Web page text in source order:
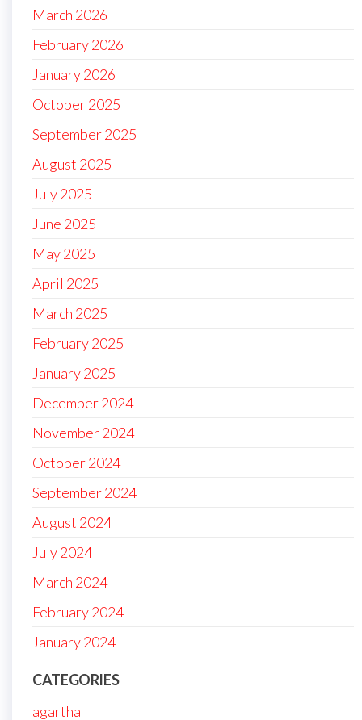
March 2026
February 2026
January 2026
October 2025
September 2025
August 2025
July 2025
June 2025
May 2025
April 2025
March 2025
February 2025
January 2025
December 2024
November 2024
October 2024
September 2024
August 2024
July 2024
March 2024
February 2024
January 2024
CATEGORIES
agartha